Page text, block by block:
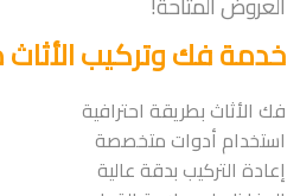
خدمة فك وتركيب الأثاث
فك الأثاث بطريقة احترافية
استخدام أدوات متخصصة
إعادة التركيب بدقة عالية